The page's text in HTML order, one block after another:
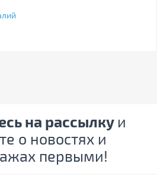
на рассылку и
о новостях и
первыми!